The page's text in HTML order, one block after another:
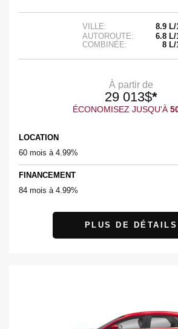
VILLE:
8.9 L/
AUTOROUTE:
6.8 L/
COMBINÉE:
8 L/
À partir de
29 013$*
ÉCONOMISEZ JUSQU'À
LOCATION
60 mois à 4.99%
FINANCEMENT
84 mois à 4.99%
PLUS DE DÉTAILS